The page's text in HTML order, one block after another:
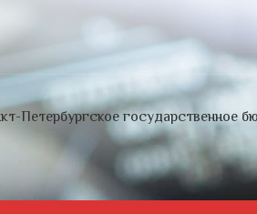
Петербургское государственное